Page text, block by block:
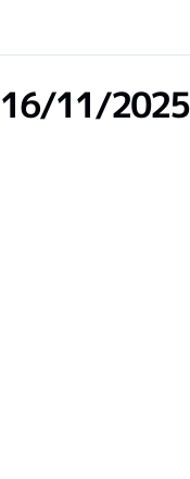
11/2025